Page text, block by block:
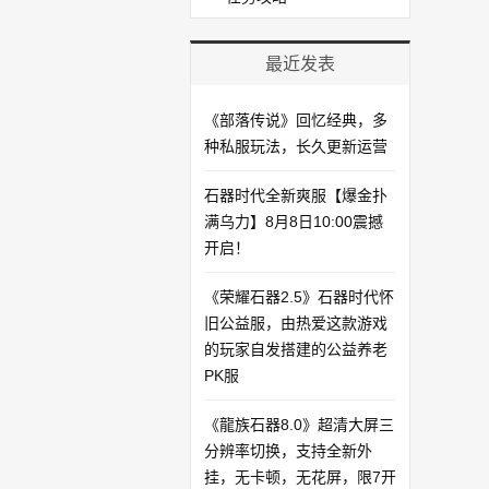
最近发表
《部落传说》回忆经典，多
种私服玩法，长久更新运营
石器时代全新爽服【爆金扑
满乌力】8月8日10:00震撼
开启！​
《荣耀石器2.5》石器时代怀
旧公益服，由热爱这款游戏
的玩家自发搭建的公益养老
PK服
《龍族石器8.0》超清大屏三
分辨率切换，支持全新外
挂，无卡顿，无花屏，限7开